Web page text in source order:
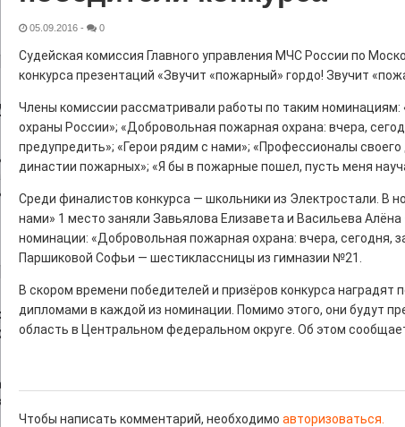
Родины — одно на всех
28.07.2026 0
«Палитра героизма» — новый масштабный проект,
который электростальцев приглашает к себе
зал им. Олега Коняшина.
кварталы» путешествуют по
в квадрате! На этой неделе электростальцев
порадует проект «Районы-кварталы».
05.09.2016 - 0
Судейская комиссия Главного управления МЧС России по
конкурса презентаций «Звучит «пожарный» гордо! Звучит
Члены комиссии рассматривали работы по таким
охраны России»; «Добровольная пожарная охрана: вчера,
предупредить»; «Герои рядим с нами»; «Профессионалы
династии пожарных»; «Я бы в пожарные пошел, пусть меня
Среди финалистов конкурса — школьники из Электростали. В
нами» 1 место заняли Завьялова Елизавета и Васильева
номинации: «Добровольная пожарная охрана: вчера, сегодня,
Паршиковой Софьи — шестиклассницы из гимназии №21.
В скором времени победителей и призёров конкурса наградят
дипломами в каждой из номинации. Помимо этого, они будут
область в Центральном федеральном округе. Об этом
Чтобы написать комментарий, необходимо авторизоваться.